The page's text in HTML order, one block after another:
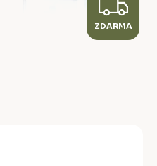
Z
D
ZDARMA